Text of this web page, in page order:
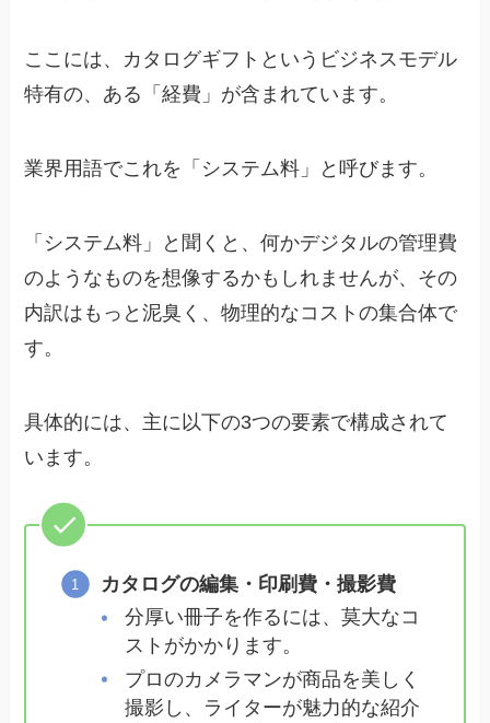
ここには、カタログギフトというビジネスモデル
特有の、ある「経費」が含まれています。
業界用語でこれを「システム料」と呼びます。
「システム料」と聞くと、何かデジタルの管理費
のようなものを想像するかもしれませんが、その
内訳はもっと泥臭く、物理的なコストの集合体で
す。
具体的には、主に以下の3つの要素で構成されて
います。
カタログの編集・印刷費・撮影費
分厚い冊子を作るには、莫大なコ
ストがかかります。
プロのカメラマンが商品を美しく
撮影し、ライターが魅力的な紹介